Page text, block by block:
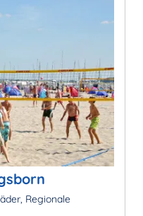
Regionale